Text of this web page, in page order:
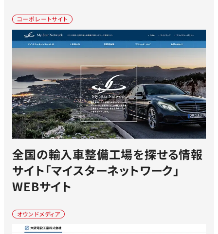
コーポレートサイト
全国の輸入車整備工場を探せる情報
サイト「マイスターネットワーク」
WEBサイト
オウンドメディア